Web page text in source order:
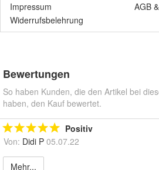
Impressum
AGB &
Widerrufsbelehrung
Bewertungen
So haben Kunden, die den Artikel bei
haben, den Kauf bewertet.
Positiv
Von: Didi P 05.07.22
Mehr...